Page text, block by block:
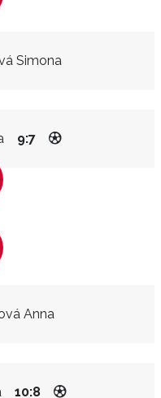
Simona
9:7
Anna
10:8